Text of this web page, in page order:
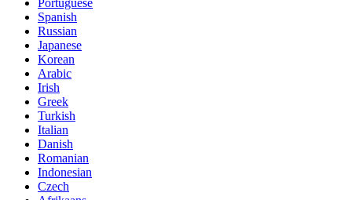
Portuguese
Spanish
Russian
Japanese
Korean
Arabic
Irish
Greek
Turkish
Italian
Danish
Romanian
Indonesian
Czech